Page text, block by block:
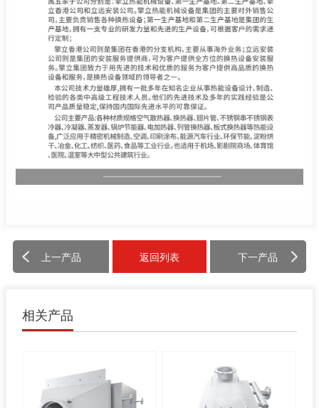
上一产品 返回列表 下一产品
相关产品